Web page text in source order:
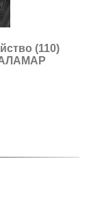
(110)
АЛАМАР